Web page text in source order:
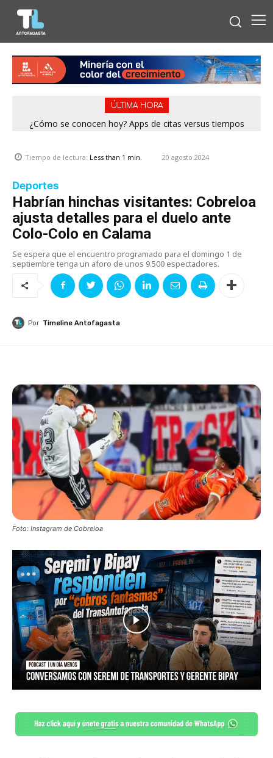
ÚLTIMA HORA
¿Cómo se conocen hoy? Apps de citas versus tiempos
Tiempo de lectura: Less than 1 min. 20 agosto 2024
Deportes
Habrían hinchas visitantes: Cobreloa
ajusta detalles para el duelo ante
Colo-Colo en Calama
Se espera que el encuentro programado para el domingo 1 de
septiembre tenga un aforo de unos 9.500 espectadores.
Por Timeline Antofagasta
Foto: Instagram de Cobreloa